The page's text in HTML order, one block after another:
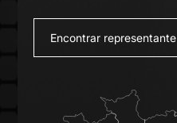
Encontrar representante